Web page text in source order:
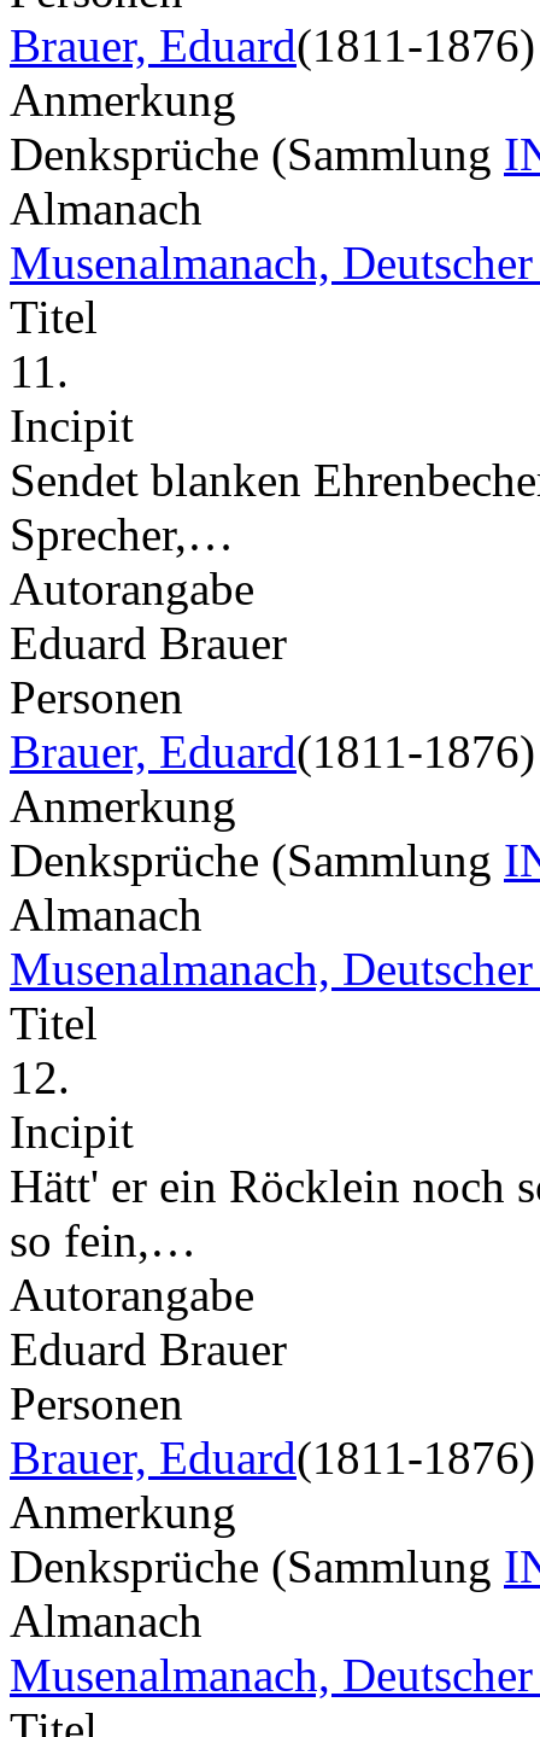
Brauer, Eduard(1811-1876)
Anmerkung
Denksprüche (Sammlung
Almanach
Musenalmanach,
Titel
11.
Incipit
Sendet blanken
Sprecher,…
Autorangabe
Eduard Brauer
Personen
Brauer, Eduard(1811-1876)
Anmerkung
Denksprüche (Sammlung
Almanach
Musenalmanach,
Titel
12.
Incipit
Hätt' er ein Röcklein noch
so fein,…
Autorangabe
Eduard Brauer
Personen
Brauer, Eduard(1811-1876)
Anmerkung
Denksprüche (Sammlung
Almanach
Musenalmanach,